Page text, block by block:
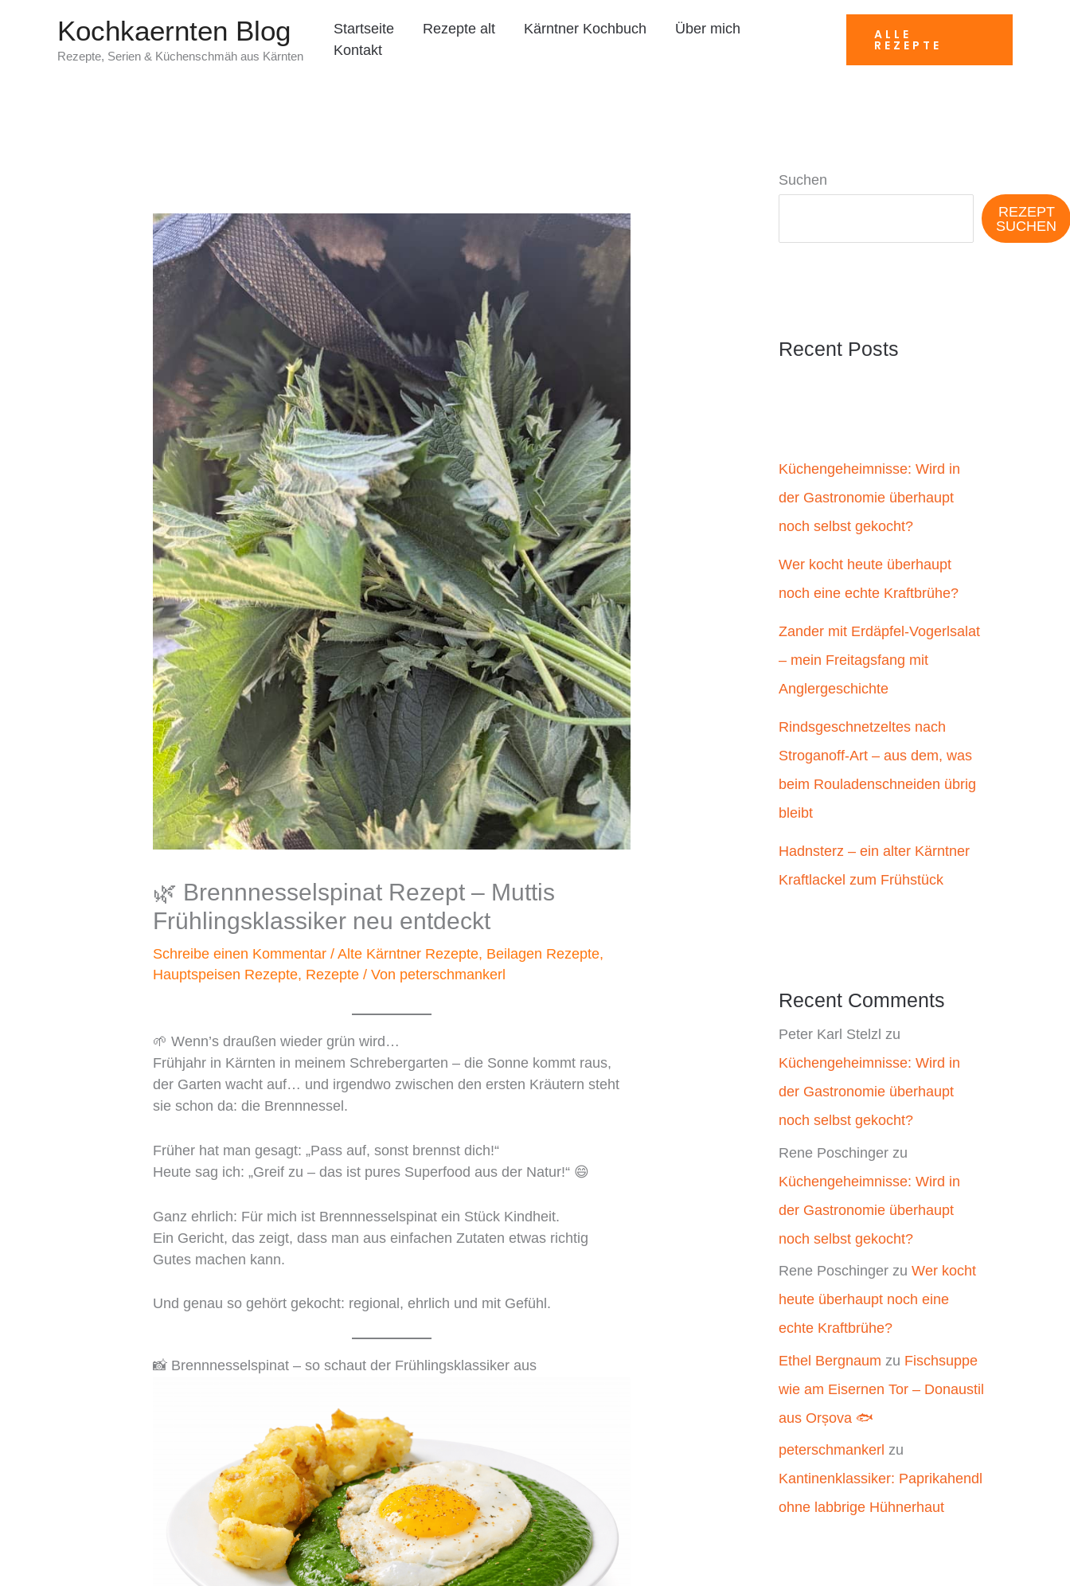
Kochkaernten Blog
Rezepte, Serien & Küchenschmäh aus Kärnten
Startseite Rezepte alt Kärntner Kochbuch
Über mich
Kontakt
ALLE
REZEPTE
🌿 Brennnesselspinat Rezept – Muttis
Frühlingsklassiker neu entdeckt
Schreibe einen Kommentar /Alte Kärntner Rezepte, Beilagen Rezepte,
Hauptspeisen Rezepte, Rezepte / Von peterschmankerl
🌱 Wenn’s draußen wieder grün wird…
Frühjahr in Kärnten in meinem Schrebergarten – die Sonne kommt raus,
der Garten wacht auf… und irgendwo zwischen den ersten Kräutern steht
sie schon da: die Brennnessel.
Früher hat man gesagt: „Pass auf, sonst brennst dich!“
Heute sag ich: „Greif zu – das ist pures Superfood aus der Natur!“ 😄
Ganz ehrlich: Für mich ist Brennnesselspinat ein Stück Kindheit.
Ein Gericht, das zeigt, dass man aus einfachen Zutaten etwas richtig
Gutes machen kann.
Und genau so gehört gekocht: regional, ehrlich und mit Gefühl.
📸 Brennnesselspinat – so schaut der Frühlingsklassiker aus
Suchen
REZEPT
SUCHEN
Recent Posts
Küchengeheimnisse: Wird in
der Gastronomie überhaupt
noch selbst gekocht?
Wer kocht heute überhaupt
noch eine echte Kraftbrühe?
Zander mit Erdäpfel-Vogerlsalat
– mein Freitagsfang mit
Anglergeschichte
Rindsgeschnetzeltes nach
Stroganoff-Art – aus dem, was
beim Rouladenschneiden übrig
bleibt
Hadnsterz – ein alter Kärntner
Kraftlackel zum Frühstück
Recent Comments
Peter Karl Stelzl zu
Küchengeheimnisse: Wird in
der Gastronomie überhaupt
noch selbst gekocht?
Rene Poschinger zu
Küchengeheimnisse: Wird in
der Gastronomie überhaupt
noch selbst gekocht?
Rene Poschinger zu Wer kocht
heute überhaupt noch eine
echte Kraftbrühe?
Ethel Bergnaum zu Fischsuppe
wie am Eisernen Tor – Donaustil
aus Orșova 🐟
peterschmankerl zu
Kantinenklassiker: Paprikahendl
ohne labbrige Hühnerhaut